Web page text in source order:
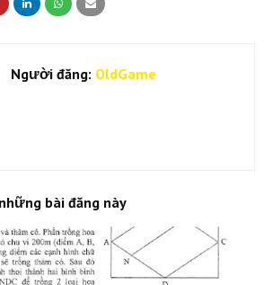
Người đăng: OldGame
bài đăng này